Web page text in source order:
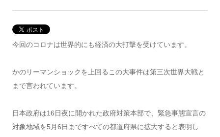
今回のコロナは世界的にも経済の大打撃を受けています。
かのリーマンショックを上回るこの大事件は第三次世界大戦と
まで言われています。
日本政府は16日夜に開かれた政府対策本部で、緊急事態宣言の
対象地域を5月6日まですべての都道府県に拡大すると表明し